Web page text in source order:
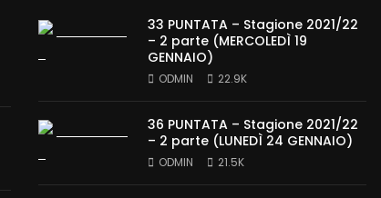
33 PUNTATA – Stagione 2021/22
– 2 parte (MERCOLEDÌ 19
GENNAIO)
ODMIN 22.9K
36 PUNTATA – Stagione 2021/22
– 2 parte (LUNEDÌ 24 GENNAIO)
ODMIN 21.5K